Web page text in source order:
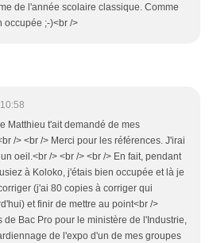
de l'année scolaire classique. Comme
occupée ;-)<br />
Matthieu t'ait demandé de mes
/> <br /> Merci pour les références. J'irai
oeil.<br /> <br /> <br /> En fait, pendant
à Koloko, j'étais bien occupée et là je
(j'ai 80 copies à corriger qui
et finir de mettre au point<br />
de Bac Pro pour le ministère de l'Industrie,
de l'expo d'un de mes groupes